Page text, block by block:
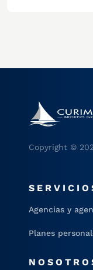
Copyright ©
Agencias y
Planes